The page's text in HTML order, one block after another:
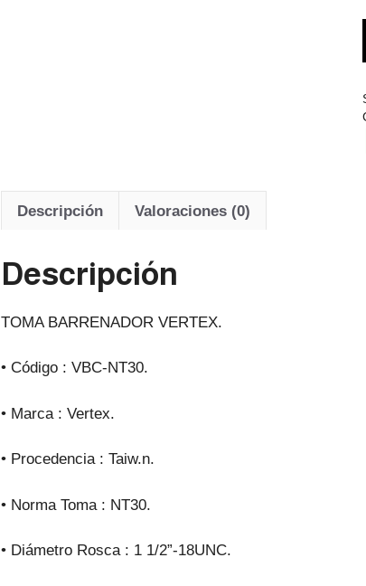
Descripción Valoraciones (0)
Descripción
TOMA BARRENADOR VERTEX.
• Código : VBC-NT30.
• Marca : Vertex.
• Procedencia : Taiw.n.
• Norma Toma : NT30.
• Diámetro Rosca : 1 1/2”-18UNC.